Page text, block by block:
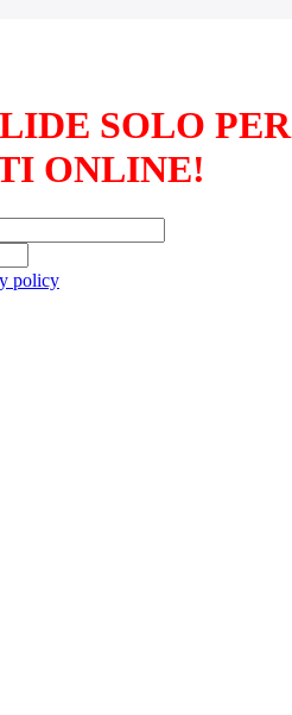
SOLO PER
ONLINE!
policy